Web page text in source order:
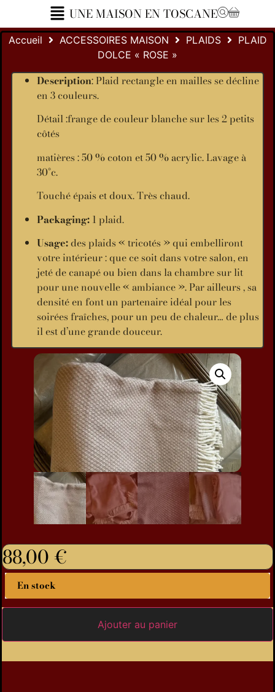
UNE MAISON EN TOSCANE
88,00 €
En stock
Ajouter au panier
Accueil ACCESSOIRES MAISON PLAIDS
PLAID
DOLCE « ROSE »
Description: Plaid rectangle en mailles se décline
en 3 couleurs.
Détail :frange de couleur blanche sur les 2 petits
côtés
matières : 50 % coton et 50 % acrylic. Lavage à
30°c.
Touché épais et doux. Très chaud.
Packaging: 1 plaid.
Usage:des plaids « tricotés » qui embelliront
votre intérieur : que ce soit dans votre salon, en
jeté de canapé ou bien dans la chambre sur lit
pour une nouvelle « ambiance ». Par ailleurs , sa
densité en font un partenaire idéal pour les
soirées fraîches, pour un peu de chaleur… de plus
il est d’une grande douceur.